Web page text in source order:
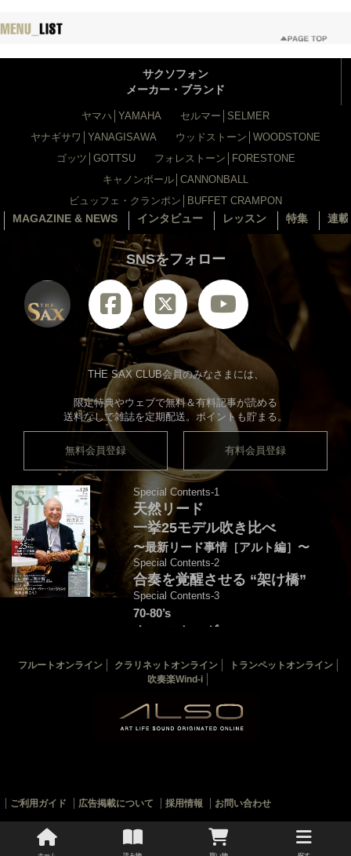
サクソフォン
メーカー・ブランド
ヤマハ│YAMAHA
セルマー│SELMER
ヤナギサワ│YANAGISAWA
ウッドストーン│WOODSTONE
ゴッツ│GOTTSU
フォレストーン│FORESTONE
キャノンボール│CANNONBALL
ビュッフェ・クランポン│BUFFET CRAMPON
MAGAZINE & NEWS インタビュー レッスン 特集 連
SNSをフォロー
THE SAX CLUB会員のみなさまには、
限定特典やウェブで無料＆有料記事が読める
送料なしで雑誌を定期配送。ポイントも貯まる。
無料会員登録 有料会員登録
Special Contents-1
天然リード
一挙25モデル吹き比べ
〜最新リード事情［アルト編］〜
Special Contents-2
合奏を覚醒させる “架け橋”
Special Contents-3
70-80’s
クロスオーヴァー・
音源連動：演奏＆解説by後藤天太
カバー：渡辺貞夫
THE SAX バックナンバー
フルートオンライン クラリネットオンライン
トランペットオンライン
吹奏楽Wind-i
ご利用ガイド 広告掲載について 採用情報 お問い合わせ